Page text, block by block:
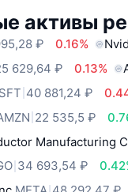
активы
₽ 0.16%
629,64 ₽ 0.13%
40 881,24 ₽
22 535,5 ₽
Manufacturing
34 693,54 ₽